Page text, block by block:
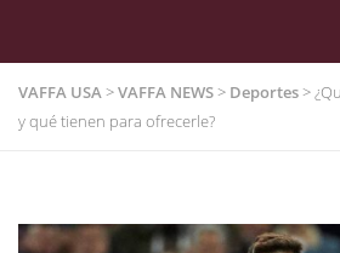
VAFFA USA>VAFFA NEWS> Deportes>
y qué tienen para ofrecerle?